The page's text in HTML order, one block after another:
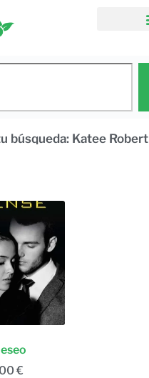
búsqueda: Katee Robert
€